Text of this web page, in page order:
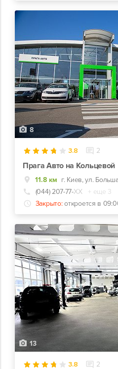
8
3.8 2
Прага Авто на Кольцевой
11.8 км г. Киев, ул.
(044) 207-77-ХХ
+ еще 3
Закрыто: откроется в
13
3.8 2